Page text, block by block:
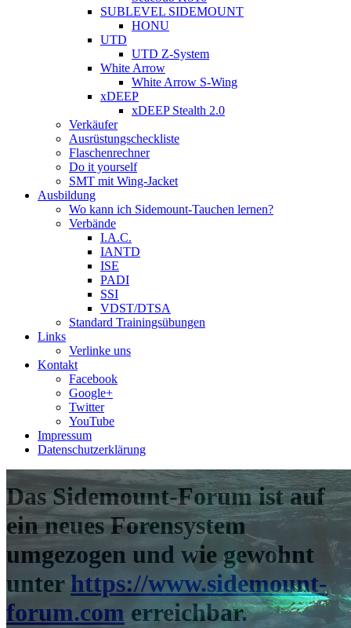
SUBLEVEL SIDEMOUNT
HONU
UTD
UTD Z-System
White Arrow
White Arrow S-Wing
xDEEP
xDEEP Stealth 2.0
Verkäufer
Ausrüstungscheckliste
Flaschenrechner
Do it yourself
SMT mit Wing-Jacket
Ausbildung
Wo kann ich Sidemount-Tauchen lernen?
Verbände
I.A.C.
IANTD
ISE
PADI
SSI
VDST/DTSA
Standard Trainingsübungen
Links
Verlinke uns
Kontakt
Facebook
Google+
Twitter
YouTube
Impressum
Datenschutzerklärung
Das Sidemount-Forum ist auf
ein neues Forensystem
umgezogen und wie gewohnt
unter https://www.sidemount-
forum.com erreichbar.